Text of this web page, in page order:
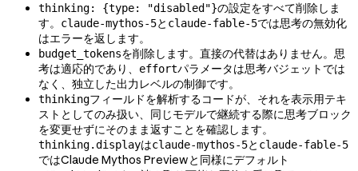
thinking: {type: "disabled"}の設定をすべて削除しま
す。
claude-mythos-5と claude-fable-5では思考の無効化
はエラーを返します。
budget_tokensを削除します。直接の代替はありません。思
考は適応的であり、
effortパラメータは思考バジェットでは
なく、独立した出力レベルの制御です。
thinkingフィールドを解析するコードが、それを表示用テキ
ストとしてのみ扱い、同じモデルで継続する際に思考ブロック
を変更せずにそのまま返すことを確認します。
thinking.displayはclaude-mythos-5と claude-fable-5
ではClaude Mythos Previewと同様にデフォルト